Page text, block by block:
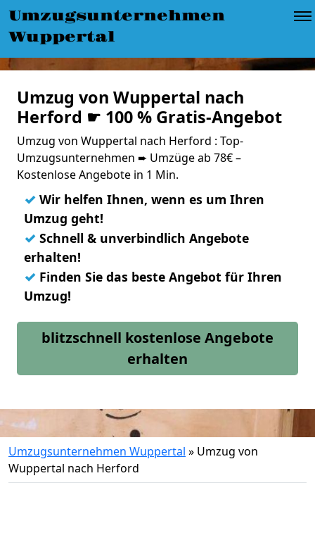
Umzugsunternehmen
Wuppertal
Umzug von Wuppertal nach
Herford ☛ 100 % Gratis-Angebot
Umzug von Wuppertal nach Herford : Top-
Umzugsunternehmen ➨ Umzüge ab 78€ –
Kostenlose Angebote in 1 Min.
✓ Wir helfen Ihnen, wenn es um Ihren
Umzug geht!
✓ Schnell & unverbindlich Angebote
erhalten!
✓ Finden Sie das beste Angebot für Ihren
Umzug!
blitzschnell kostenlose Angebote
erhalten
Umzugsunternehmen Wuppertal » Umzug von
Wuppertal nach Herford